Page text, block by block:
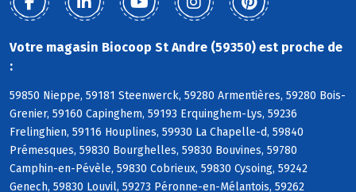
Votre magasin Biocoop St Andre (59350) est proche de
:
59850 Nieppe, 59181 Steenwerck, 59280 Armentières, 59280 Bois-
Grenier, 59160 Capinghem, 59193 Erquinghem-Lys, 59236
Frelinghien, 59116 Houplines, 59930 La Chapelle-d, 59840
Prémesques, 59830 Bourghelles, 59830 Bouvines, 59780
Camphin-en-Pévèle, 59830 Cobrieux, 59830 Cysoing, 59242
Genech, 59830 Louvil, 59273 Péronne-en-Mélantois, 59262